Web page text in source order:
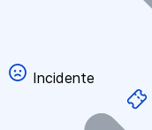
Incidente